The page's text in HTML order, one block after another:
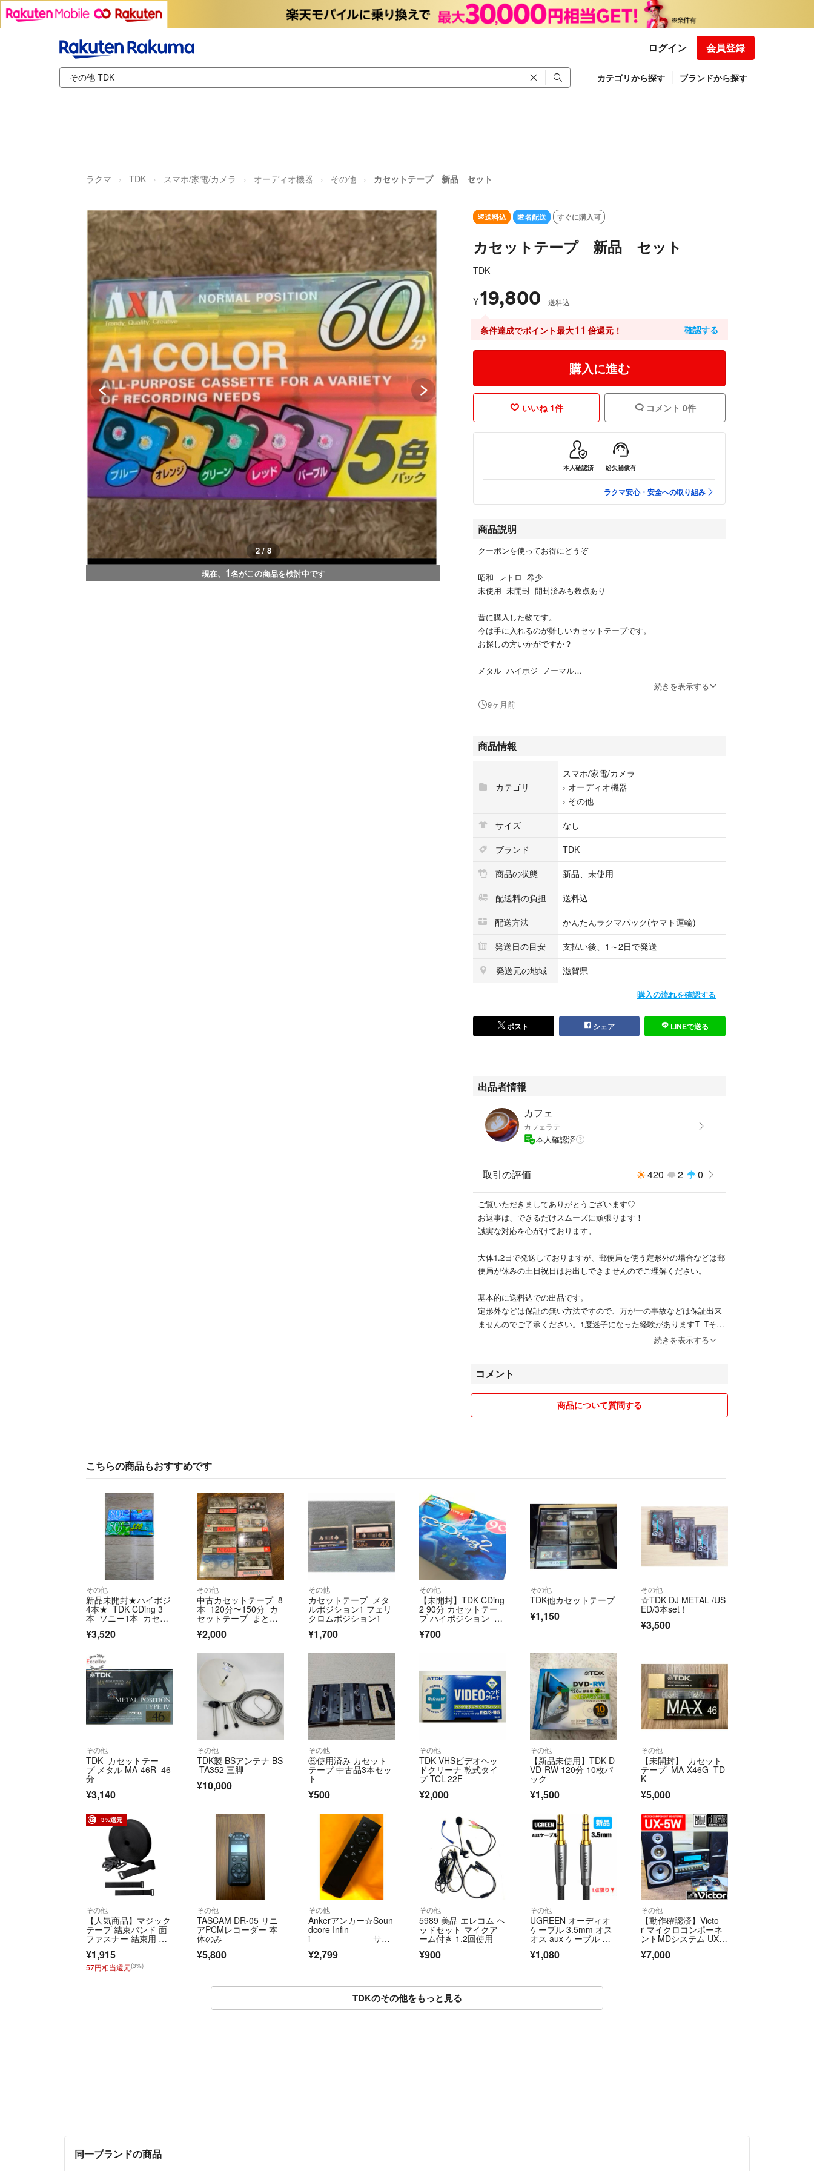
ログイン 会員登録
カテゴリから探す ブランドから探す
ラクマ TDK スマホ/家電/カメラ オーディオ機器 その他 カセットテープ 新品 セット
3 / 8
現在、 1名がこの商品を検討中です
送料込 匿名配送 すぐに購入可
カセットテープ 新品 セット
TDK
¥19,800 送料込
条件達成でポイント最大11 倍還元！ 確認する
購入に進む
いいね 1件 コメント 0件
本人確認済 紛失補償有
ラクマ安心・安全への取り組み
商品説明
クーポンを使ってお得にどうぞ
昭和 レトロ 希少
未使用 未開封 開封済みも数点あり
昔に購入した物です。
今は手に入れるのが難しいカセットテープです。
お探しの方いかがですか？
メタル ハイポジ ノーマル
黄色 1巻 ブルー １巻
合計7個
AXIA A1 slim ノーマル
1巻ずつシュリンク包み 46分
AXIA A1 ノーマル
11巻パック
合計11個
SONY デュアルインスライドケース ハイポジ 60分
1巻ずつシュリンク包み 2巻
開封済み 1巻 ケースにキズあり
64分 2巻 74 1巻
TDK AD ノーマル 120分
60分 1巻 90分 2巻
maxell メタル 90分
開封済み １巻
開封済みの未使用品はケースに多少キズがあったりします。
長期自宅保管です。ご理解の程よろしくお願いいたします。
続きを表示する
9ヶ月前
商品情報
カテゴリ
スマホ/家電/カメラ
› オーディオ機器
› その他
サイズ
なし
ブランド
TDK
商品の状態
新品、未使用
配送料の負担
送料込
配送方法
かんたんラクマパック(ヤマト運輸)
発送日の目安
支払い後、1～2日で発送
発送元の地域
滋賀県
購入の流れを確認する
ポスト シェア LINEで送る
出品者情報
カフェ
カフェラテ
本人確認済
取引の評価 420 2 0
ご覧いただきましてありがとうございます♡
お返事は、できるだけスムーズに頑張ります！
誠実な対応を心がけております。
大体1.2日で発送しておりますが、郵便局を使う定形外の場合などは郵
便局が休みの土日祝日はお出しできませんのでご理解ください。
基本的に送料込での出品です。
定形外などは保証の無い方法ですので、万が一の事故などは保証出来
ませんのでご了承ください。1度迷子になった経験がありますT_Tその
余裕があれば箱などに入れることもあります。
あまり使っていない物でも自宅保管してますので、あくまでも中古品
です。神経質な方はご遠慮くださいませ。
ご不明な点などございましたら、是非コメントをお待ちしておりま
す。お値引きも出来るものはさせて頂きますが、無理なものもありま
す。
最後までご覧頂きありがとうございました！
よろしくお願い致します^ - ^
続きを表示する
コメント
商品について質問する
こちらの商品もおすすめです
その他
新品未開封★ハイポジ
4本★ TDK CDing 3
本 ソニー1本 カセッ
¥3,520
その他
中古カセットテープ 8
本 120分〜150分 カ
セットテープ まとめ
¥2,000
その他
カセットテープ メタ
ルポジション1 フェリ
クロムポジション1
¥1,700
その他
【未開封】TDK CDing
2 90分 カセットテー
プ ハイポジション タ
¥700
その他
TDK他カセットテープ
¥1,150
その他
☆TDK DJ METAL /US
ED/3本set！
¥3,500
その他
TDK カセットテー
プ メタル MA-46R 46
分
¥3,140
その他
TDK製 BSアンテナ BS
-TA352 三脚
¥10,000
その他
⑥使用済み カセット
テープ 中古品3本セッ
ト
¥500
その他
TDK VHSビデオヘッ
ドクリーナ 乾式タイ
プ TCL-22F
¥2,000
その他
【新品未使用】TDK D
VD-RW 120分 10枚パ
ック
¥1,500
その他
【未開封】 カセット
テープ MA-X46G TD
K
¥5,000
3%還元
その他
【人気商品】マジック
テープ 結束バンド 面
ファスナー 結束用 屋
外 固定ベルト
¥1,915
57円相当還元(3%)
その他
TASCAM DR-05 リニ
アPCMレコーダー 本
体のみ
¥5,800
その他
Ankerアンカー☆Soun
dcore Infin
i サウ
ンドバー 専用リモコ
ン
¥2,799
その他
5989 美品 エレコム ヘ
ッドセット マイクア
ーム付き 1.2回使用
¥900
その他
UGREEN オーディオ
ケーブル 3.5mm オス
オス aux ケーブル ス
テレオミニプラグ 3
極 TRS 24K金メッキ
¥1,080
その他
【動作確認済】Victo
r マイクロコンポーネ
ントMDシステム UX-
W5
¥7,000
TDKのその他をもっと見る
同一ブランドの商品